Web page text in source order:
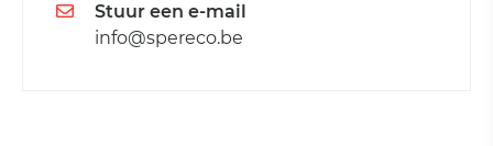
Stuur een e-mail
info@spereco.be